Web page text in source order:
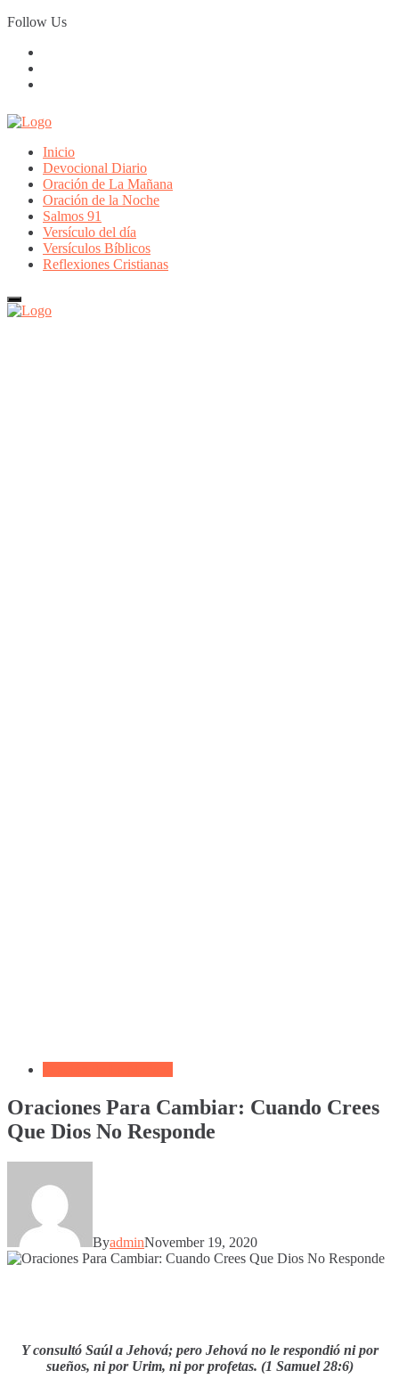
Skip
to
Follow Us
Inicio
Devocional Diario
Oración de La Mañana
Oración de la Noche
Salmos 91
Versículo del día
Versículos Bíblicos
Reflexiones Cristianas
Oraciones Para Cambiar: Cuando Crees
Que Dios No Responde
ByadminNovember 19, 2020
Y consultó Saúl a Jehová; pero Jehová no le respondió ni por
sueños, ni por Urim, ni por profetas. (1 Samuel 28:6)